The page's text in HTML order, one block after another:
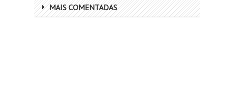
MAIS COMENTADAS